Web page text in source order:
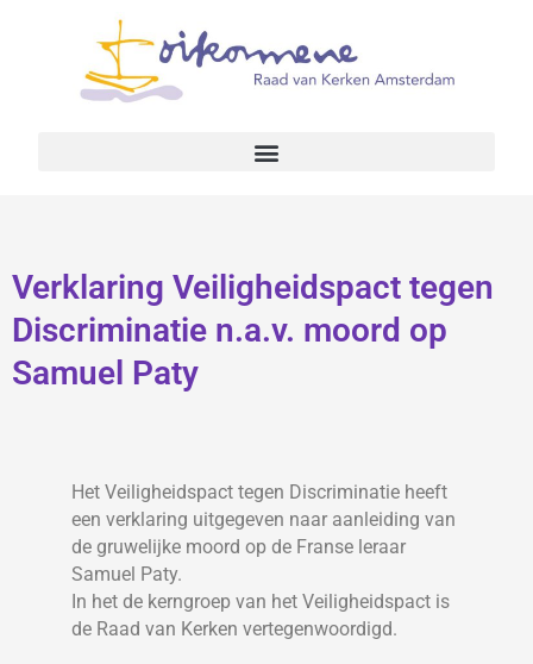
Verklaring Veiligheidspact tegen
Discriminatie n.a.v. moord op
Samuel Paty
Het Veiligheidspact tegen Discriminatie heeft
een verklaring uitgegeven naar aanleiding van
de gruwelijke moord op de Franse leraar
Samuel Paty.
In het de kerngroep van het Veiligheidspact is
de Raad van Kerken vertegenwoordigd.